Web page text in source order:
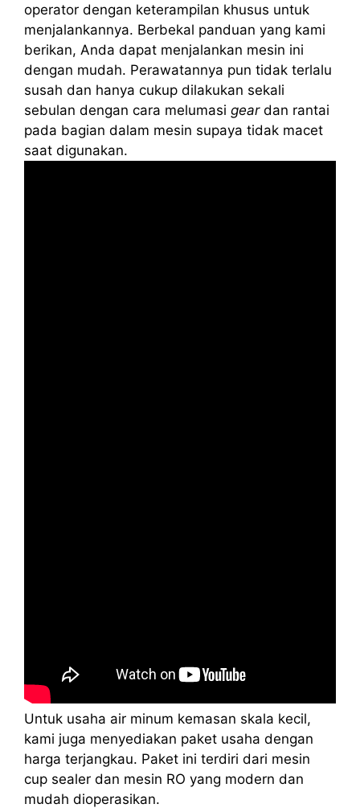
operator dengan keterampilan khusus untuk
menjalankannya. Berbekal panduan yang kami
berikan, Anda dapat menjalankan mesin ini
dengan mudah. Perawatannya pun tidak terlalu
susah dan hanya cukup dilakukan sekali
sebulan dengan cara melumasi geardan rantai
pada bagian dalam mesin supaya tidak macet
saat digunakan.
Untuk usaha air minum kemasan skala kecil,
kami juga menyediakan paket usaha dengan
harga terjangkau. Paket ini terdiri dari mesin
cup sealer dan mesin RO yang modern dan
mudah dioperasikan.